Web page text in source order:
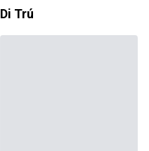
Di Trú